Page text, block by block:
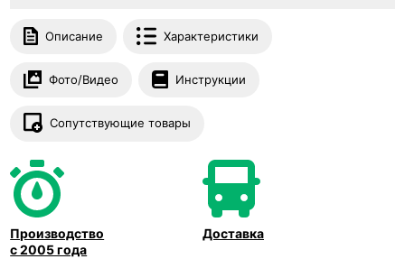
Описание Характеристики
Фото/Видео Инструкции
Сопутствующие товары
Производство
с 2005 года
Доставка